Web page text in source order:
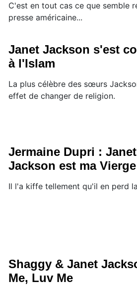
C'est en tout cas ce que semble
presse américaine...
Janet Jackson s'est
à l'Islam
La plus célèbre des sœurs
effet de changer de religion.
Jermaine Dupri : Janet
Jackson est ma
Il l'a kiffe tellement qu'il en perd
Shaggy & Janet
Me, Luv Me